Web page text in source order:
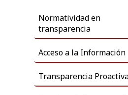
Normatividad en ​
transparencia
​Acceso a la Información
Transparencia